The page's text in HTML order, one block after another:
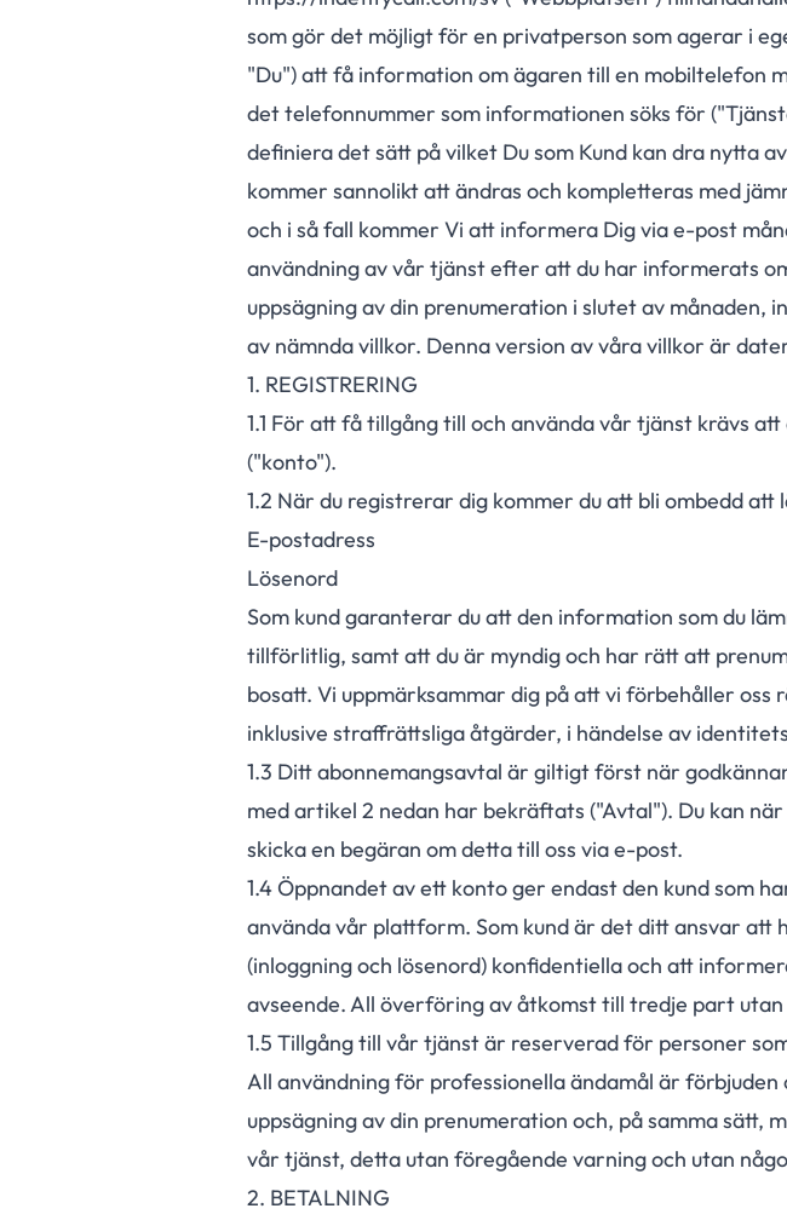
som gör det möjligt för en privatperson som agerar i
"Du") att få information om ägaren till en mobiltelefon
det telefonnummer som informationen söks för
definiera det sätt på vilket Du som Kund kan dra nytta
kommer sannolikt att ändras och kompletteras med
och i så fall kommer Vi att informera Dig via e-post
användning av vår tjänst efter att du har informerats
uppsägning av din prenumeration i slutet av månaden,
av nämnda villkor. Denna version av våra villkor är
1. REGISTRERING
1.1 För att få tillgång till och använda vår tjänst krävs
("konto").
1.2 När du registrerar dig kommer du att bli ombedd
E-postadress
Lösenord
Som kund garanterar du att den information som du
tillförlitlig, samt att du är myndig och har rätt att
bosatt. Vi uppmärksammar dig på att vi förbehåller
inklusive straffrättsliga åtgärder, i händelse av
1.3 Ditt abonnemangsavtal är giltigt först när
med artikel 2 nedan har bekräftats ("Avtal"). Du kan
skicka en begäran om detta till oss via e-post.
1.4Öppnandet av ett konto ger endast den kund som
använda vår plattform. Som kund är det ditt ansvar att
(inloggning och lösenord) konfidentiella och att
avseende. All överföring av åtkomst till tredje part
1.5 Tillgång till vår tjänst är reserverad för personer
All användning för professionella ändamål är
uppsägning av din prenumeration och, på samma sätt,
vår tjänst, detta utan föregående varning och utan
2. BETALNING